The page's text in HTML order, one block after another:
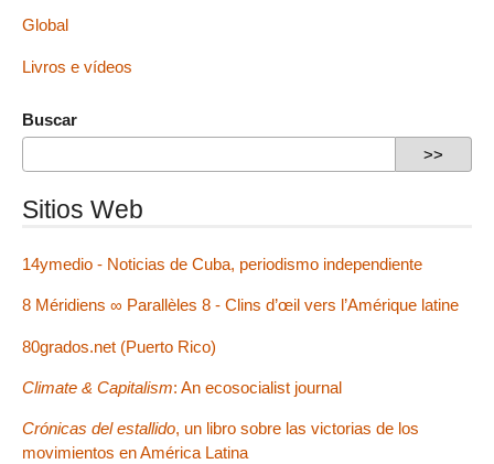
Global
Livros e vídeos
Buscar
Sitios Web
14ymedio - Noticias de Cuba, periodismo independiente
8 Méridiens ∞ Parallèles 8 - Clins d’œil vers l’Amérique latine
80grados.net (Puerto Rico)
Climate & Capitalism: An ecosocialist journal
Crónicas del estallido, un libro sobre las victorias de los
movimientos en América Latina